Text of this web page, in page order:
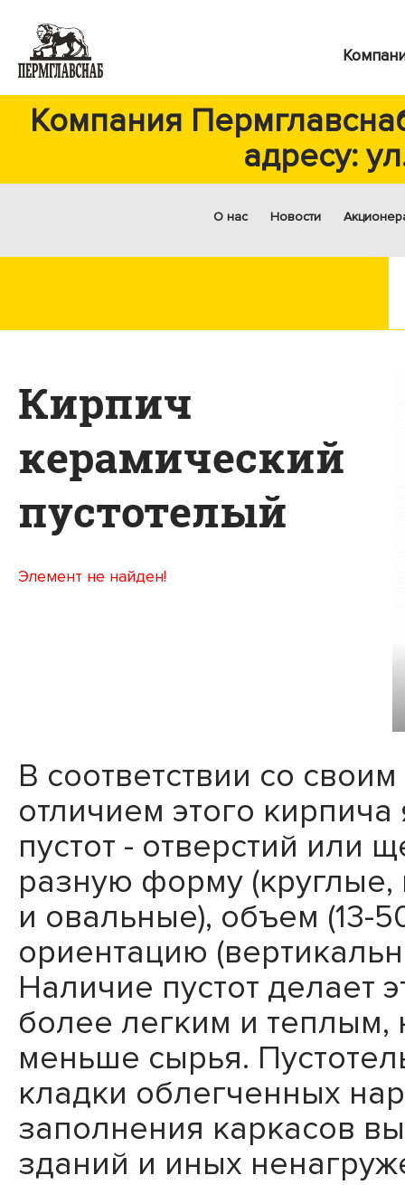
Компания
адресу:
О нас Новости
Кирпич
керамический
пустотелый
Элемент не найден!
В соответствии со
отличием этого
пустот - отверстий или
разную форму
и овальные), объем (13-
ориентацию
Наличие пустот делает
более легким и теплым,
меньше сырья.
кладки облегченных
заполнения каркасов
зданий и иных